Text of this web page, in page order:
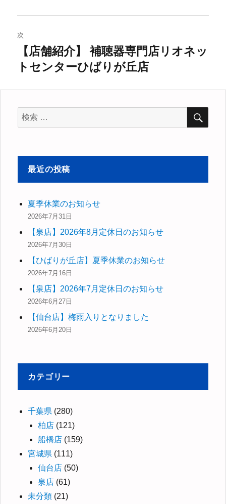
ビ
ゲ
ー
ョ
投
稿:
次
の
【店舗紹介】 補聴器専門店リオネッ
トセンターひばりが丘店
検
索
象:
最近の投稿
夏季休業のお知らせ
2026年7月31日
【泉店】2026年8月定休日のお知らせ
2026年7月30日
【ひばりが丘店】夏季休業のお知らせ
2026年7月16日
【泉店】2026年7月定休日のお知らせ
2026年6月27日
【仙台店】梅雨入りとなりました
2026年6月20日
カテゴリー
千葉県 (280)
柏店 (121)
船橋店 (159)
宮城県 (111)
仙台店 (50)
泉店 (61)
未分類 (21)